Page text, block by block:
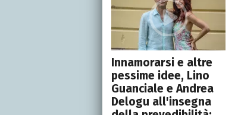
Innamorarsi e altre
pessime idee, Lino
Guanciale e Andrea
Delogu all'insegna